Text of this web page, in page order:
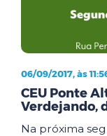
06/09/2017, às
CEU Ponte
Verdejando,
Na próxima